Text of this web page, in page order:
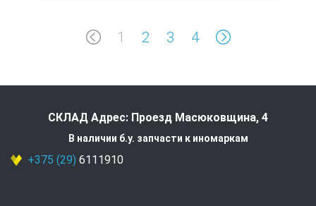
1 2 3 4
СКЛАД Адрес: Проезд Масюковщина, 4
В наличии б.у. запчасти к иномаркам
+375 (29) 6111910